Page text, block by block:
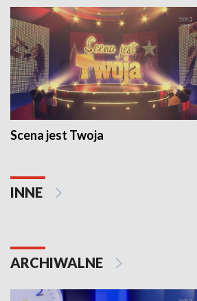
Scena jest Twoja
INNE
ARCHIWALNE